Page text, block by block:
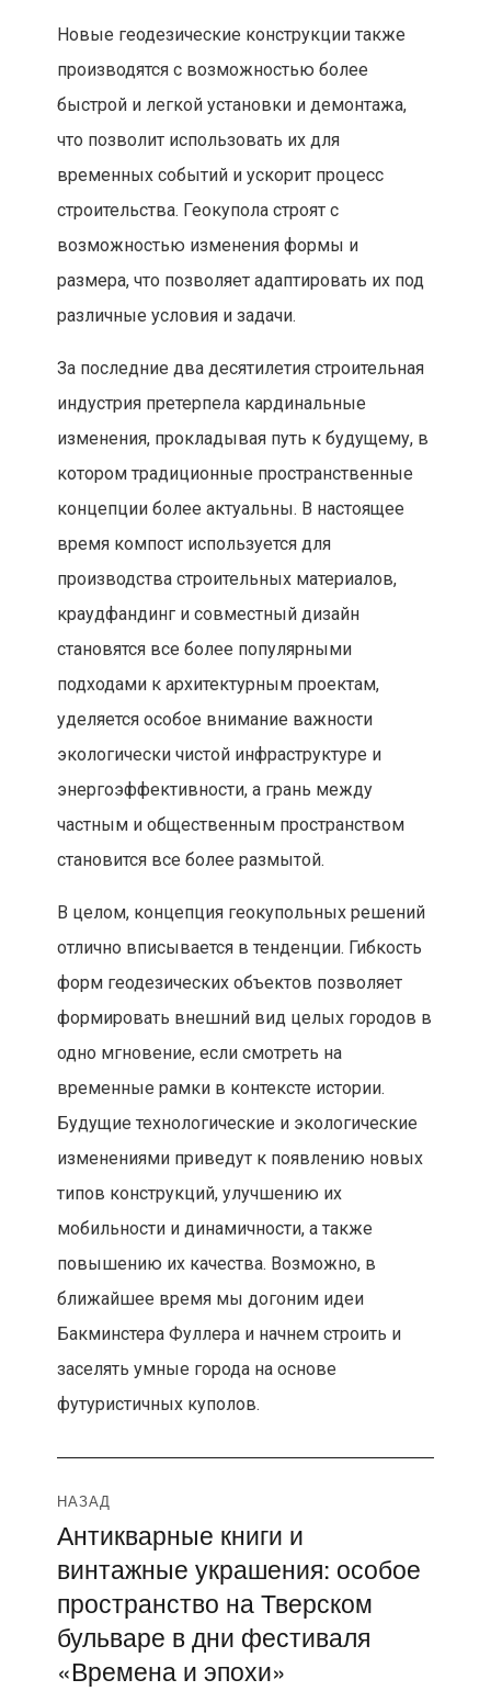
Новые геодезические конструкции также
производятся с возможностью более
быстрой и легкой установки и демонтажа,
что позволит использовать их для
временных событий и ускорит процесс
строительства. Геокупола строят с
возможностью изменения формы и
размера, что позволяет адаптировать их под
различные условия и задачи.
За последние два десятилетия строительная
индустрия претерпела кардинальные
изменения, прокладывая путь к будущему, в
котором традиционные пространственные
концепции более актуальны. В настоящее
время компост используется для
производства строительных материалов,
краудфандинг и совместный дизайн
становятся все более популярными
подходами к архитектурным проектам,
уделяется особое внимание важности
экологически чистой инфраструктуре и
энергоэффективности, а грань между
частным и общественным пространством
становится все более размытой.
В целом, концепция геокупольных решений
отлично вписывается в тенденции. Гибкость
форм геодезических объектов позволяет
формировать внешний вид целых городов в
одно мгновение, если смотреть на
временные рамки в контексте истории.
Будущие технологические и экологические
изменениями приведут к появлению новых
типов конструкций, улучшению их
мобильности и динамичности, а также
повышению их качества. Возможно, в
ближайшее время мы догоним идеи
Бакминстера Фуллера и начнем строить и
заселять умные города на основе
футуристичных куполов.
Навигация
по
записям
НАЗАД
Предыдущая
запись:
Антикварные книги и
винтажные украшения: особое
пространство на Тверском
бульваре в дни фестиваля
«Времена и эпохи»